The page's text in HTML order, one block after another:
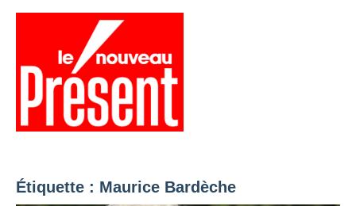
Aller
Étiquette : Maurice Bardèche